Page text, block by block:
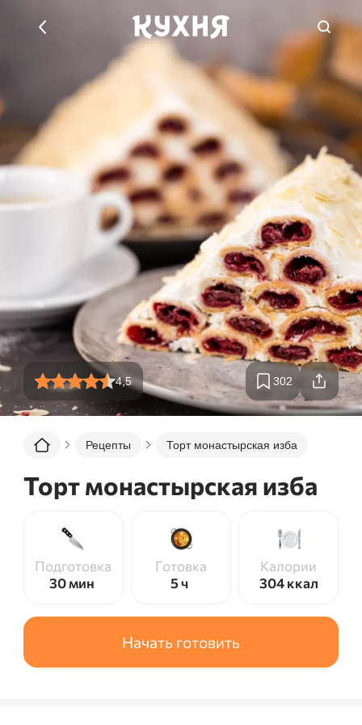
4,5 302
Рецепты Торт монастырская изба
Торт монастырская изба
Подготовка
30 мин
Готовка
5 ч
Калории
304 ккал
Начать готовить